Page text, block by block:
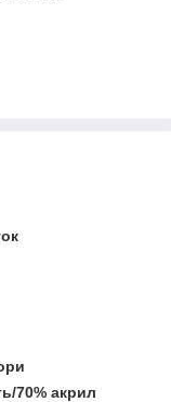
70% акрил